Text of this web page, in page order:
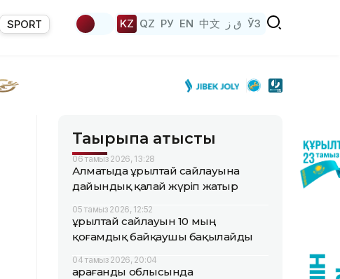
SPORT KZ QZ РУ EN 中文 ق ز ЎЗ
Тақырыпқа қатысты
06 тамыз 2026, 13:28
Алматыда Құрылтай сайлауына
дайындық қалай жүріп жатыр
05 тамыз 2026, 12:52
Құрылтай сайлауын 10 мың
қоғамдық байқаушы бақылайды
04 тамыз 2026, 20:04
Қарағанды облысында